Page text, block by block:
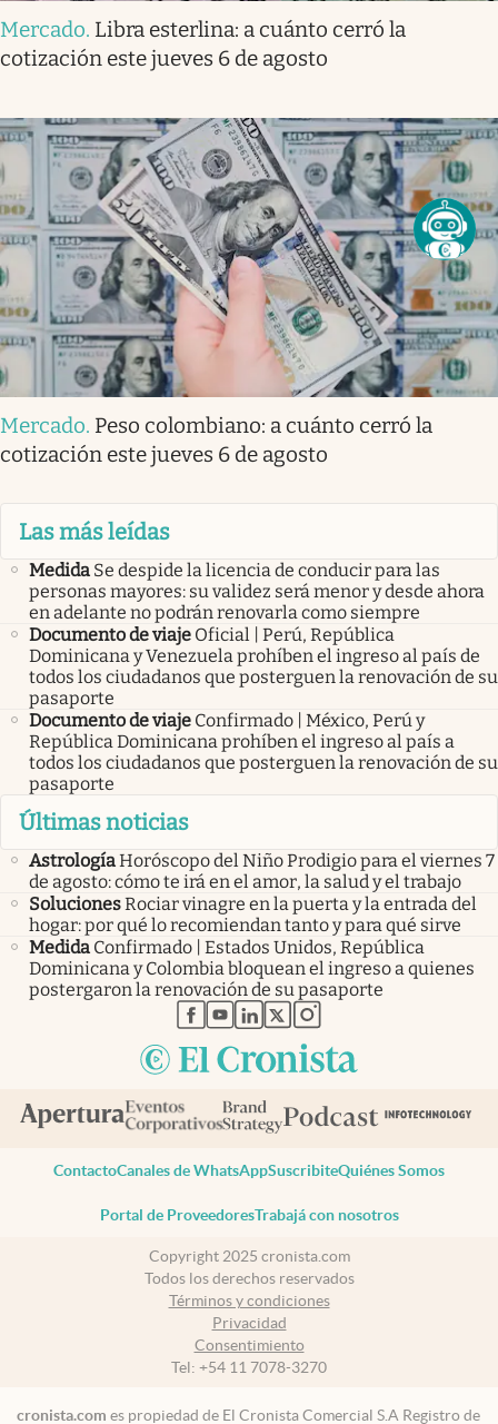
Mercado. Libra esterlina: a cuánto cerró la
cotización este jueves 6 de agosto
Mercado. Peso colombiano: a cuánto cerró la
cotización este jueves 6 de agosto
Las más leídas
Medida Se despide la licencia de conducir para las
personas mayores: su validez será menor y desde ahora
en adelante no podrán renovarla como siempre
Documento de viaje Oficial | Perú, República
Dominicana y Venezuela prohíben el ingreso al país de
todos los ciudadanos que posterguen la renovación de su
pasaporte
Documento de viaje Confirmado | México, Perú y
República Dominicana prohíben el ingreso al país a
todos los ciudadanos que posterguen la renovación de su
pasaporte
Últimas noticias
AstrologíaHoróscopo del Niño Prodigio para el viernes 7
de agosto: cómo te irá en el amor, la salud y el trabajo
SolucionesRociar vinagre en la puerta y la entrada del
hogar: por qué lo recomiendan tanto y para qué sirve
Medida Confirmado | Estados Unidos, República
Dominicana y Colombia bloquean el ingreso a quienes
postergaron la renovación de su pasaporte
abre en nueva pestaña
abre en nueva pestaña
abre en nueva pestaña
abre en nueva pestaña
abre en nueva pestaña
ContactoCanales de WhatsAppSuscribiteQuiénes Somos
Portal de ProveedoresTrabajá con nosotros
Copyright 2025 cronista.com
Todos los derechos reservados
Términos y condiciones
Privacidad
Consentimiento
Tel: +54 11 7078-3270
cronista.com es propiedad de El Cronista Comercial S.A Registro de